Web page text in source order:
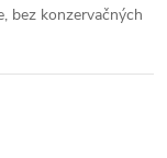
bez konzervačných